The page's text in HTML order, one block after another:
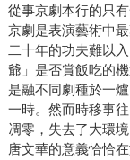
從事京劇本行的只
京劇是表演藝術中
二十年的功夫難以
爺」是否賞飯吃的
是融不同劇種於一
一時。然而時移事
凋零，失去了大環
唐文華的意義恰恰